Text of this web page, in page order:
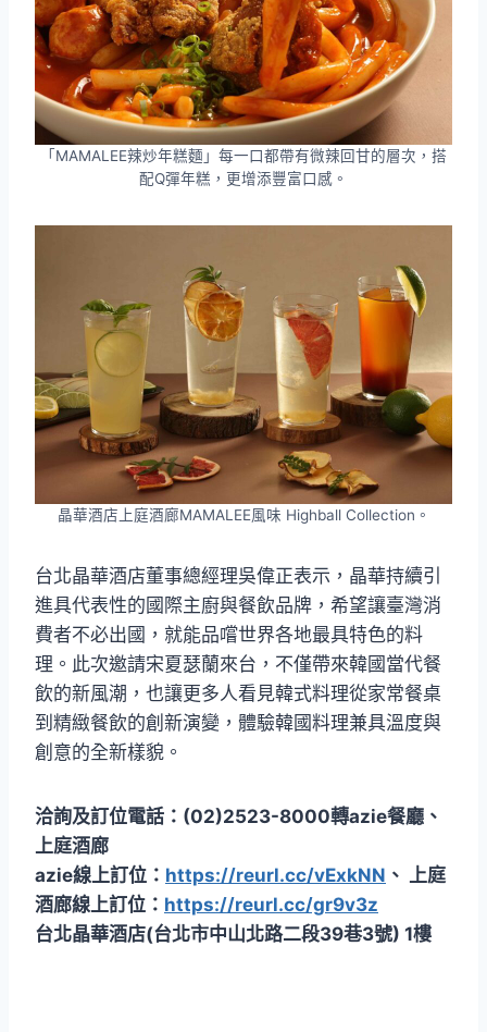
「MAMALEE辣炒年糕麵」每一口都帶有微辣回甘的層次，搭
配Q彈年糕，更增添豐富口感。
晶華酒店上庭酒廊MAMALEE風味 Highball Collection。
台北晶華酒店董事總經理吳偉正表示，晶華持續引
進具代表性的國際主廚與餐飲品牌，希望讓臺灣消
費者不必出國，就能品嚐世界各地最具特色的料
理。此次邀請宋夏瑟蘭來台，不僅帶來韓國當代餐
飲的新風潮，也讓更多人看見韓式料理從家常餐桌
到精緻餐飲的創新演變，體驗韓國料理兼具溫度與
創意的全新樣貌。
洽詢及訂位電話：(02)2523-8000轉azie餐廳、
上庭酒廊
azie線上訂位： https://reurl.cc/vExkNN 、 上庭
酒廊線上訂位： https://reurl.cc/gr9v3z
台北晶華酒店(台北市中山北路二段39巷3號) 1樓